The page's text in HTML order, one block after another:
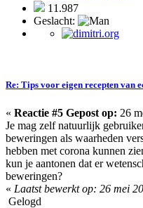
11.987
Geslacht:
Re: Tips voor eigen recepten van
« Reactie #5 Gepost op: 26
Je mag zelf natuurlijk
beweringen als waarheden
hebben met corona kunnen
kun je aantonen dat er
beweringen?
« Laatst bewerkt op: 26 mei
Gelogd